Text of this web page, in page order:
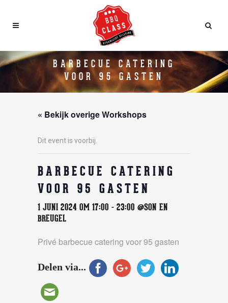
BARBECUE CATERING
VOOR 95 GASTEN
« Bekijk overige Workshops
Dit event is voorbij.
BARBECUE CATERING
VOOR 95 GASTEN
1 JUNI 2024 OM 17:00 - 23:00 @SON EN
BREUGEL
Privé barbecue catering voor 95 gasten
Delen via...